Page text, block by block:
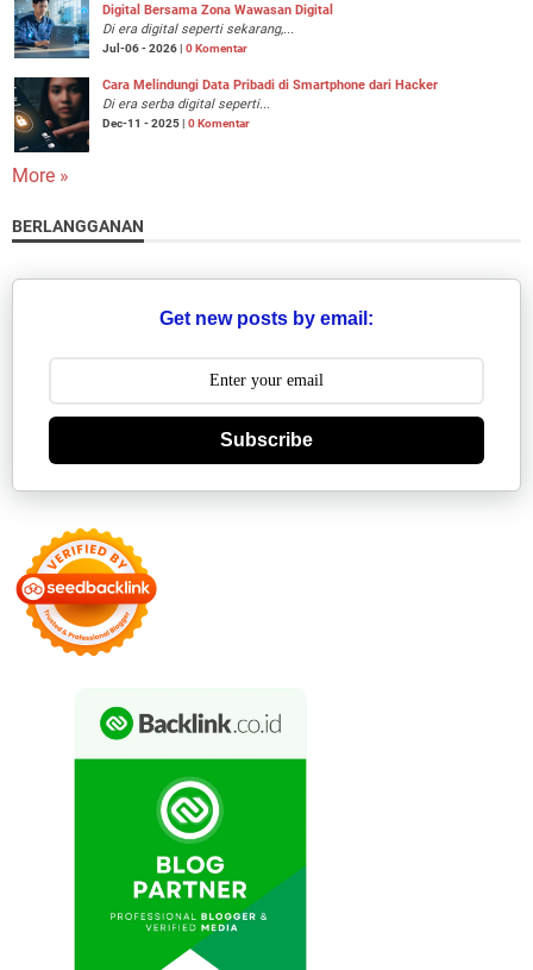
Digital Bersama Zona Wawasan Digital
Di era digital seperti sekarang,...
Jul-06 - 2026 | 0 Komentar
Cara Melindungi Data Pribadi di Smartphone dari Hacker
Di era serba digital seperti...
Dec-11 - 2025 | 0 Komentar
More »
BERLANGGANAN
Get new posts by email:
Subscribe